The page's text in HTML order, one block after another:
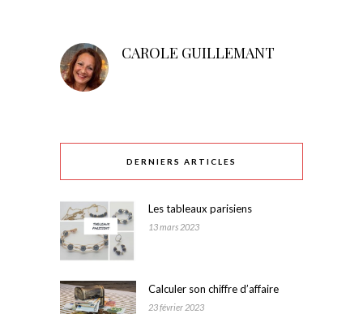
CAROLE GUILLEMANT
DERNIERS ARTICLES
Les tableaux parisiens
13 mars 2023
Calculer son chiffre d’affaire
23 février 2023